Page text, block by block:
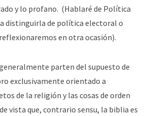
y lo profano. (Hablaré de Política
distinguirla de política electoral o
en otra ocasión).
parten del supuesto de
exclusivamente orientado a
de la religión y las cosas de orden
vista que, contrario sensu, la biblia es